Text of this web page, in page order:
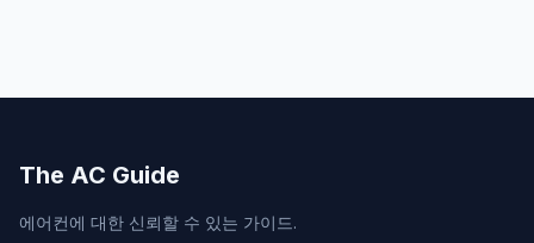
The AC Guide
에어컨에 대한 신뢰할 수 있는 가이드.